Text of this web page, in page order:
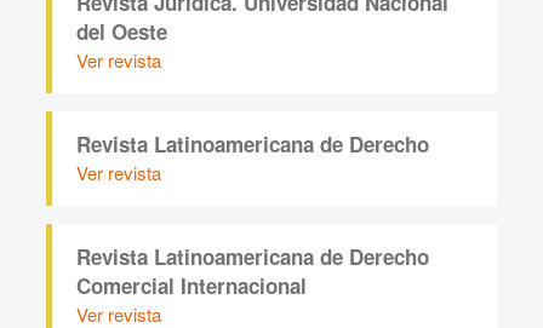
del Oeste
Ver revista
Revista Latinoamericana de Derecho
Ver revista
Revista Latinoamericana de Derecho
Comercial Internacional
Ver revista